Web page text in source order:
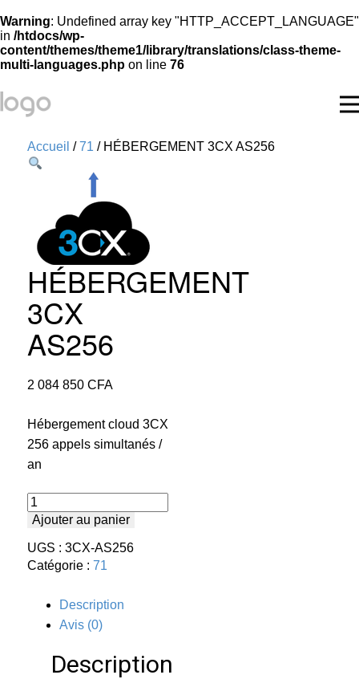
Warning: Undefined array key "HTTP_ACCEPT_LANGUAGE"
in /htdocs/wp-
content/themes/theme1/library/translations/class-theme-
multi-languages.php on line 76
Accueil /71 / HÉBERGEMENT 3CX AS256
HÉBERGEMENT
3CX
AS256
2 084 850CFA
Hébergement cloud 3CX
256 appels simultanés /
an
quantité
de
HÉBERGEMENT
3CX
AS256
Ajouter au panier
UGS :3CX-AS256
Catégorie :71
Description
Avis (0)
Description